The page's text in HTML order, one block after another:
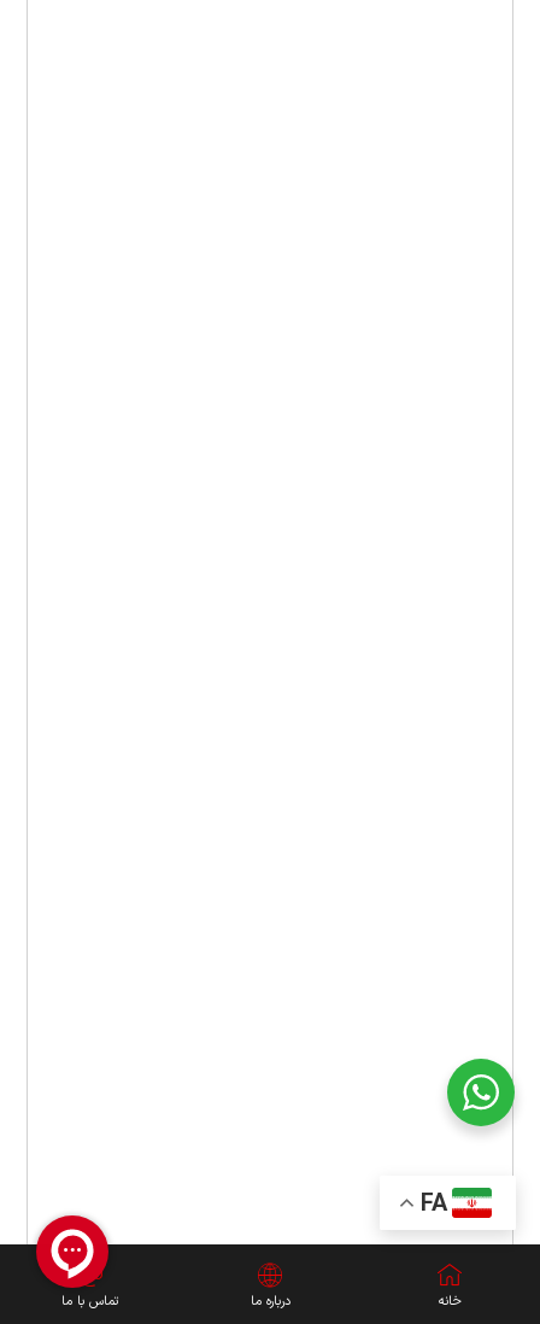
خانه درباره ما تماس با ما
FA